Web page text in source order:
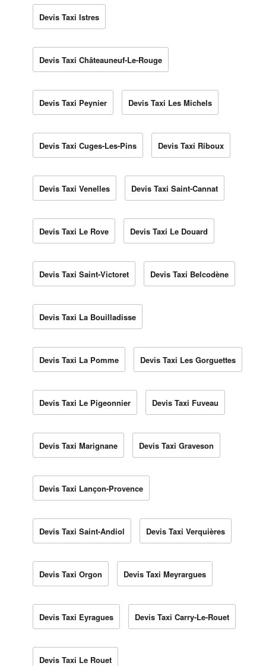
Devis Taxi Istres
Devis Taxi Châteauneuf-Le-Rouge
Devis Taxi Peynier Devis Taxi Les Michels
Devis Taxi Cuges-Les-Pins Devis Taxi Riboux
Devis Taxi Venelles Devis Taxi Saint-Cannat
Devis Taxi Le Rove Devis Taxi Le Douard
Devis Taxi Saint-Victoret Devis Taxi Belcodène
Devis Taxi La Bouilladisse
Devis Taxi La Pomme Devis Taxi Les Gorguettes
Devis Taxi Le Pigeonnier Devis Taxi Fuveau
Devis Taxi Marignane Devis Taxi Graveson
Devis Taxi Lançon-Provence
Devis Taxi Saint-Andiol Devis Taxi Verquières
Devis Taxi Orgon Devis Taxi Meyrargues
Devis Taxi Eyragues Devis Taxi Carry-Le-Rouet
Devis Taxi Le Rouet